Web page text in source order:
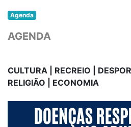
Agenda
AGENDA
CULTURA | RECREIO |
RELIGIÃO | ECONOMIA